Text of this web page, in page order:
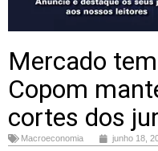
Mercado
Copom
cortes dos
Macroeconomia junho 18,